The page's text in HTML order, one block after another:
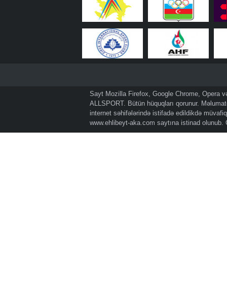
Sayt Mozilla Firefox, Google Chrome, Opera
ALLSPORT. Bütün hüquqları qorunur.
internet səhifələrində istifadə edildikdə
www.ehlibeyt-aka.com saytına istinad olunub.